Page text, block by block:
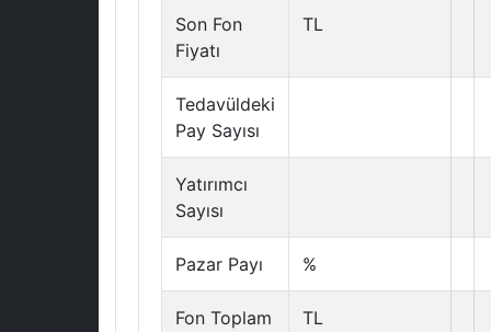
Son Fon
Fiyatı
TL
Tedavüldeki
Pay Sayısı
Yatırımcı
Sayısı
Pazar Payı %
Fon Toplam
TL